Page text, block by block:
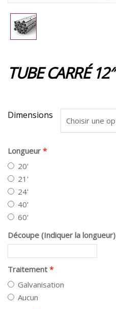
TUBE CARRÉ 12″
Dimensions
Longueur
20'
21'
24'
40'
60'
Découpe (Indiquer la longueur)
Traitement
Galvanisation
Aucun